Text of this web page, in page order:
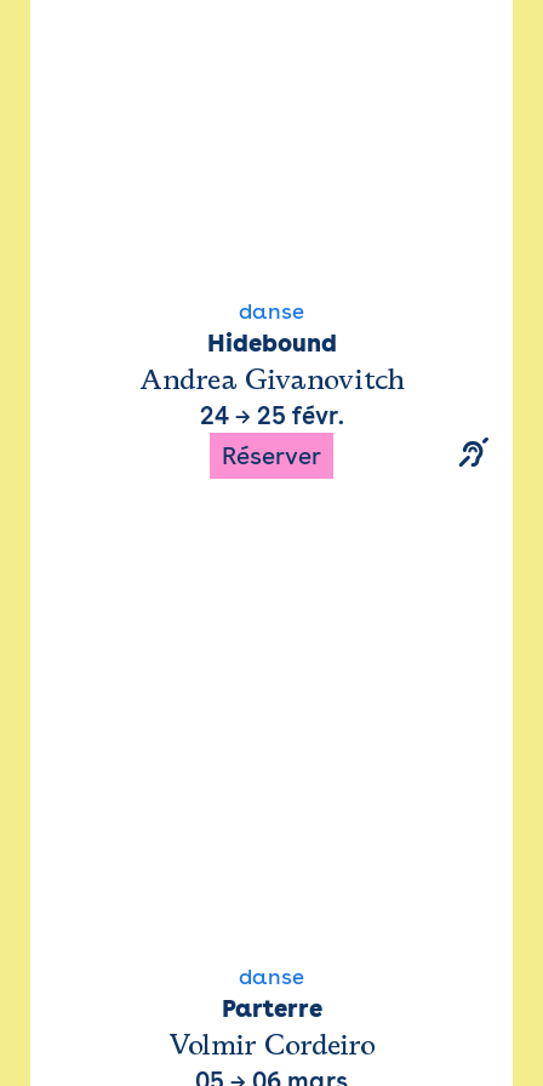
danse
Hidebound
Andrea Givanovitch
24→ 25 févr.
Réserver
danse
Parterre
Volmir Cordeiro